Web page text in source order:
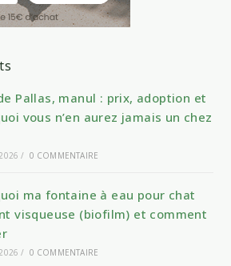
Pallas, manul : prix, adoption et
vous n’en aurez jamais un chez
/ 0 COMMENTAIRE
ma fontaine à eau pour chat
visqueuse (biofilm) et comment
/ 0 COMMENTAIRE